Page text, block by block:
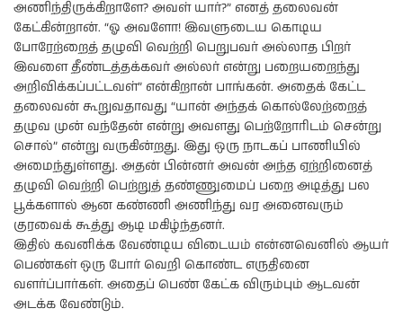
அணிந்திருக்கிறாளே? அவள் யார்?” எனத் தலைவன்
கேட்கின்றான். “ஓ அவளோ! இவளுடைய கொடிய
போரேற்றைத் தழுவி வெற்றி பெறுபவர் அல்லாத பிறர்
இவளை தீண்டத்தக்கவர் அல்லர் என்று பறையறைந்து
அறிவிக்கப்பட்டவள்” என்கிறான் பாங்கன். அதைக் கேட்ட
தலைவன் கூறுவதாவது “யான் அந்தக் கொல்லேற்றைத்
தழுவ முன் வந்தேன் என்று அவளது பெற்றோரிடம் சென்று
சொல்” என்று வருகின்றது. இது ஒரு நாடகப் பாணியில்
அமைந்துள்ளது. அதன் பின்னர் அவன் அந்த ஏற்றினைத்
தழுவி வெற்றி பெற்றுத் தண்ணுமைப் பறை அடித்து பல
பூக்களால் ஆன கண்ணி அணிந்து வர அனைவரும்
குரவைக் கூத்து ஆடி மகிழ்ந்தனர்.
இதில் கவனிக்க வேண்டிய விடையம் என்னவெனில் ஆயர்
பெண்கள் ஒரு போர் வெறி கொண்ட எருதினை
வளர்ப்பார்கள். அதைப் பெண் கேட்க விரும்பும் ஆடவன்
அடக்க வேண்டும்.